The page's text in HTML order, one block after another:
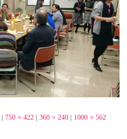
750 × 422 360 × 240 1000 × 562